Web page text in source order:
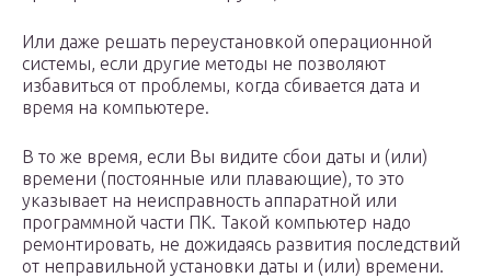
Или даже решать переустановкой операционной
системы, если другие методы не позволяют
избавиться от проблемы, когда сбивается дата и
время на компьютере.
В то же время, если Вы видите сбои даты и (или)
времени (постоянные или плавающие), то это
указывает на неисправность аппаратной или
программной части ПК. Такой компьютер надо
ремонтировать, не дожидаясь развития последствий
от неправильной установки даты и (или) времени.